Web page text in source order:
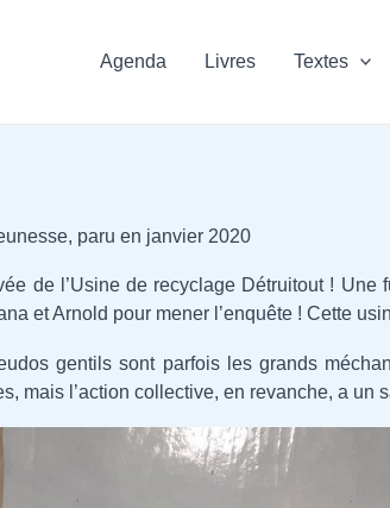
Agenda Livres Textes
paru en janvier 2020
de l’Usine de recyclage Détruitout !
et Arnold pour mener l’enquête ! Cette
gentils sont parfois les grands
mais l’action collective, en revanche, a un